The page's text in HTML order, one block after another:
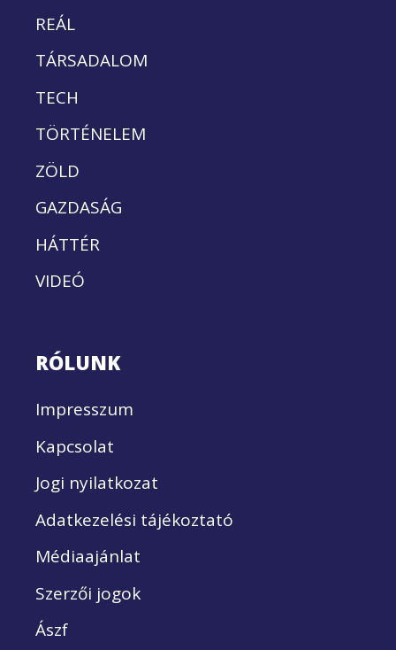
REÁL
TÁRSADALOM
TECH
TÖRTÉNELEM
ZÖLD
GAZDASÁG
HÁTTÉR
VIDEÓ
RÓLUNK
Impresszum
Kapcsolat
Jogi nyilatkozat
Adatkezelési tájékoztató
Médiaajánlat
Szerzői jogok
Ászf